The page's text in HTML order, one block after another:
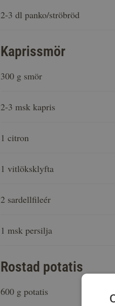
2-3 dl panko/ströbröd
Kaprissmör
300 g smör
2-3 msk kapris
1 citron
1 vitlöksklyfta
2 sardellfileér
1 msk persilja
Rostad potatis
600 g potatis